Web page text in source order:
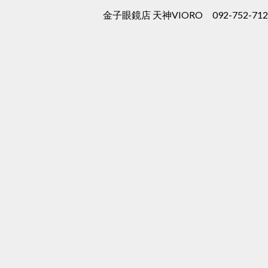
金子眼鏡店 天神VIORO 092-752-